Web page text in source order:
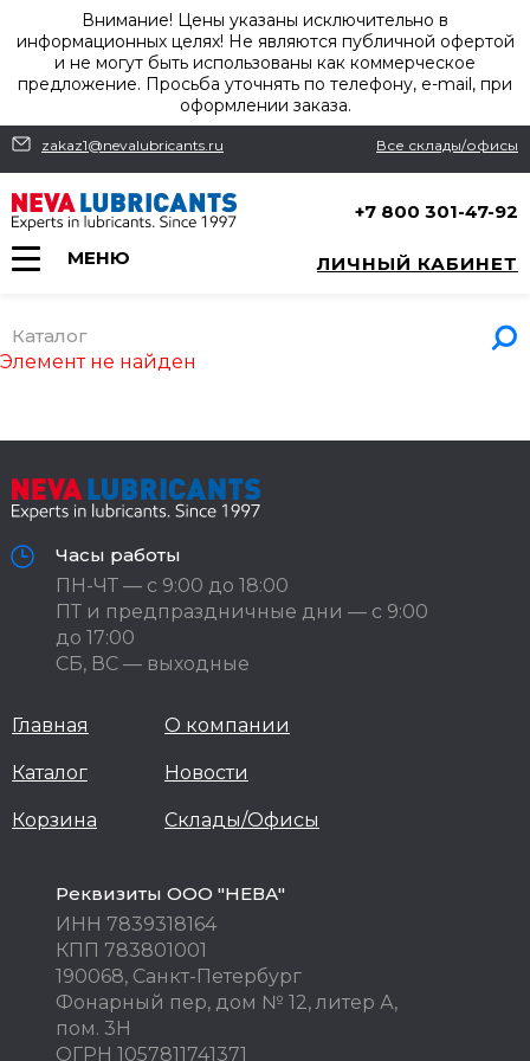
Внимание! Цены указаны исключительно в
информационных целях! Не являются публичной офертой
и не могут быть использованы как коммерческое
предложение. Просьба уточнять по телефону, e-mail, при
оформлении заказа.
zakaz1@nevalubricants.ru Все склады/офисы
+7 800 301-47-92
МЕНЮ ЛИЧНЫЙ КАБИНЕТ
Каталог
Элемент не найден
Часы работы
ПН-ЧТ — с 9:00 до 18:00
ПТ и предпраздничные дни — с 9:00
до 17:00
СБ, ВС — выходные
Главная
Каталог
Корзина
О компании
Новости
Склады/Офисы
Реквизиты ООО "НЕВА"
ИНН 7839318164
КПП 783801001
190068, Санкт-Петербург
Фонарный пер, дом № 12, литер А,
пом. 3Н
ОГРН 1057811741371